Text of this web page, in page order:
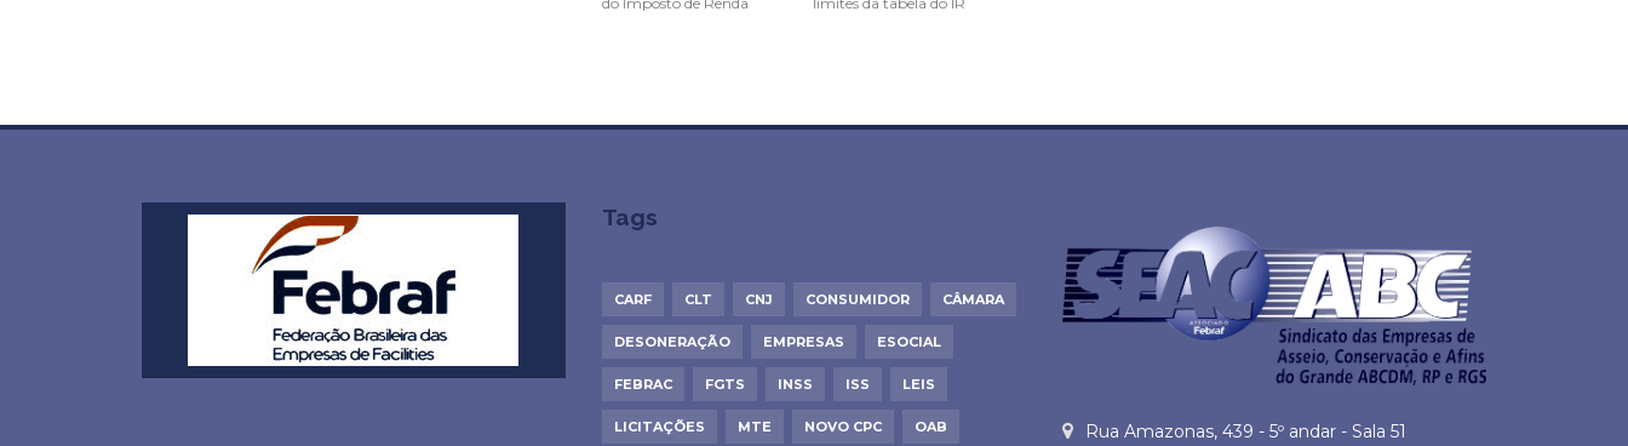
Tags
CARF CLT CNJ CONSUMIDOR CÂMARA
DESONERAÇÃO EMPRESAS ESOCIAL
FEBRAC FGTS INSS ISS LEIS
LICITAÇÕES MTE NOVO CPC OAB
Rua Amazonas, 439 - 5º andar - Sala 51